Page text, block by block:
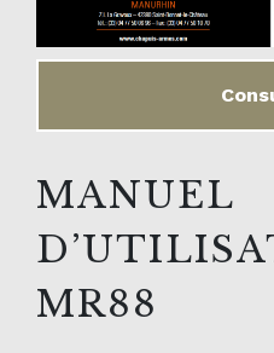
MANUEL
MR88